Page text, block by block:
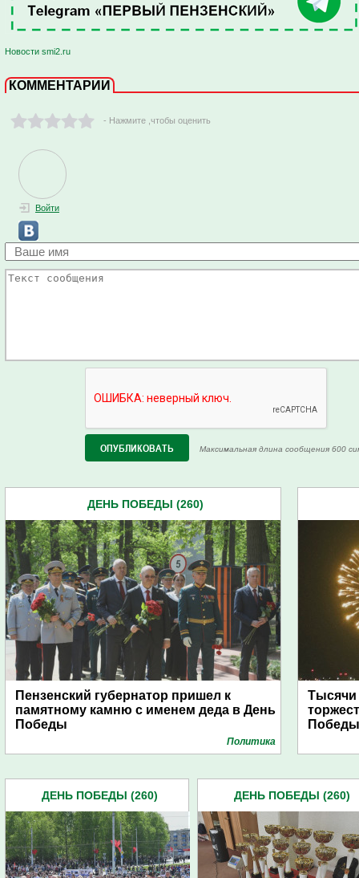
Новости smi2.ru
КОММЕНТАРИИ
- Нажмите ,чтобы оценить
Войти
Максимальная длина сообщения 600
ДЕНЬ ПОБЕДЫ (260)
Пензенский губернатор пришел к
памятному камню с именем деда в День
Победы
Политика
Тысячи
Победы
ДЕНЬ ПОБЕДЫ (260) ДЕНЬ ПОБЕДЫ (260)